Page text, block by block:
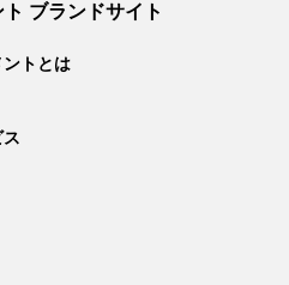
ブランドサイト
トとは